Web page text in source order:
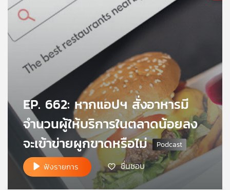
เกี่ยว
กับ
เครือ
ไทย
พี
แผนที่
EP. 662: หากแอปฯ สั่งอาหารมี
จำนวนผู้ให้บริการในตลาดน้อยลง
จะเข้าข่ายผูกขาดหรือไม่
ฟังรายการ ชื่นชอบ